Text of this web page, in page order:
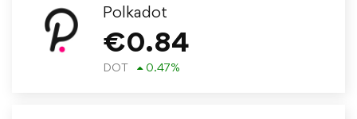
Polkadot
€0.84
DOT 0.47%